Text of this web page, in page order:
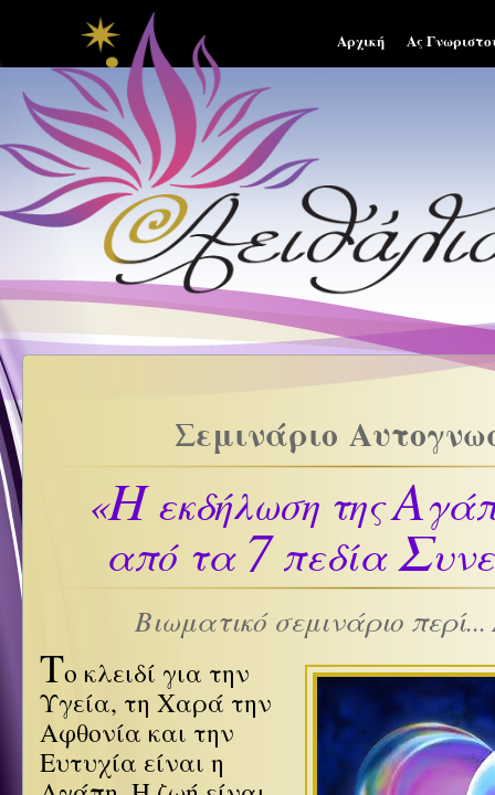
Αρχική Ας
Σεμινάριο
«Ηεκδήλωση τηςΑ
από τα 7πεδίαΣ
Βιωματικό σεμινάριο
Το κλειδί για την
Υγεία, τη Χαρά την
Αφθονία και την
Ευτυχία είναι η